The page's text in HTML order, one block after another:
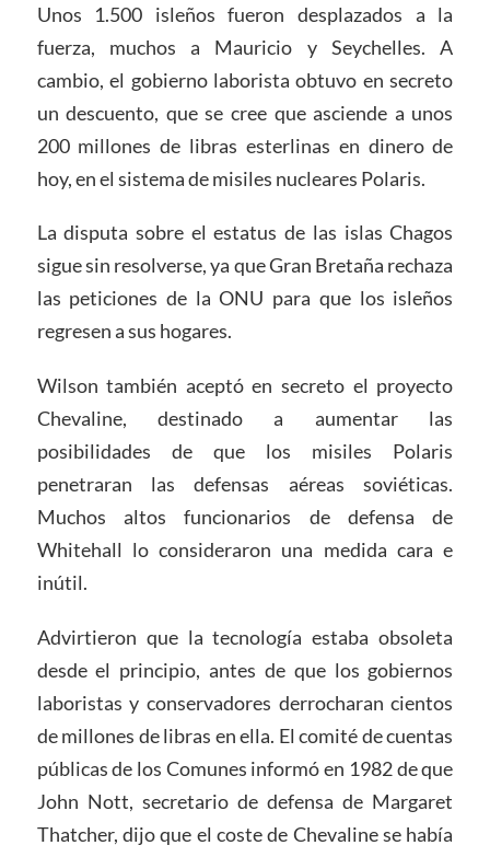
Unos 1.500 isleños fueron desplazados a la
fuerza, muchos a Mauricio y Seychelles. A
cambio, el gobierno laborista obtuvo en secreto
un descuento, que se cree que asciende a unos
200 millones de libras esterlinas en dinero de
hoy, en el sistema de misiles nucleares Polaris.
La disputa sobre el estatus de las islas Chagos
sigue sin resolverse, ya que Gran Bretaña rechaza
las peticiones de la ONU para que los isleños
regresen a sus hogares.
Wilson también aceptó en secreto el proyecto
Chevaline, destinado a aumentar las
posibilidades de que los misiles Polaris
penetraran las defensas aéreas soviéticas.
Muchos altos funcionarios de defensa de
Whitehall lo consideraron una medida cara e
inútil.
Advirtieron que la tecnología estaba obsoleta
desde el principio, antes de que los gobiernos
laboristas y conservadores derrocharan cientos
de millones de libras en ella. El comité de cuentas
públicas de los Comunes informó en 1982 de que
John Nott, secretario de defensa de Margaret
Thatcher, dijo que el coste de Chevaline se había